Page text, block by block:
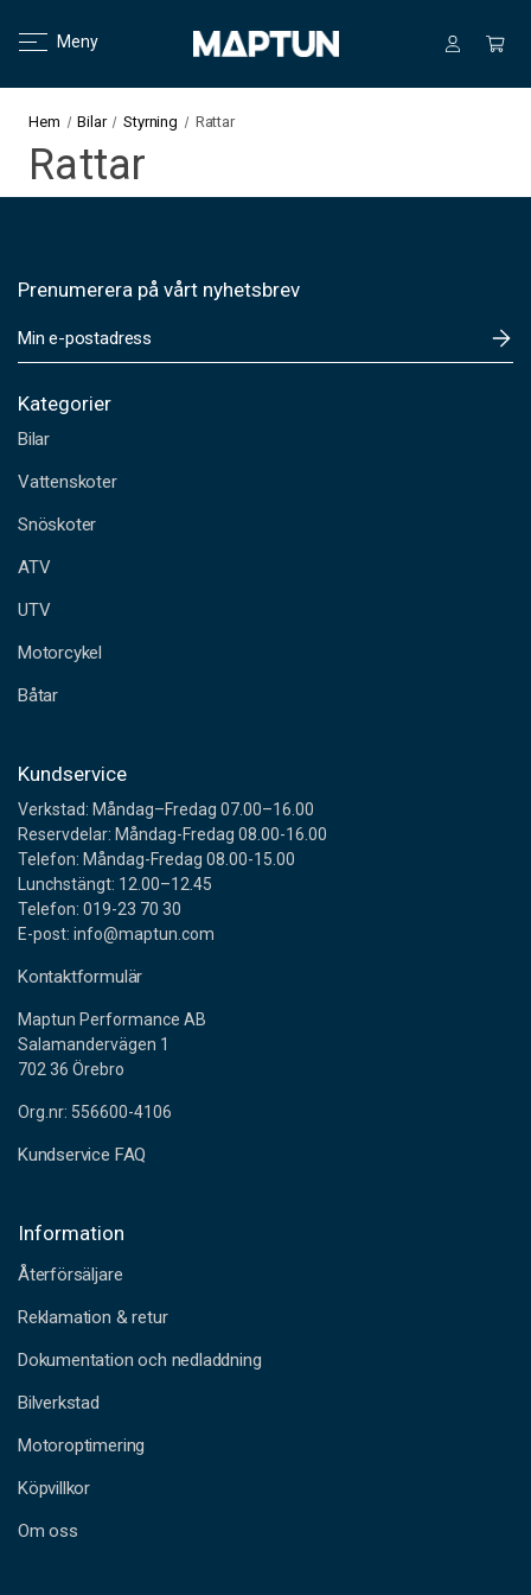
Meny
Hem Bilar Styrning Rattar
Rattar
Prenumerera på vårt nyhetsbrev
-
o
t
a
r
s
s
Kategorier
Bilar
Vattenskoter
Snöskoter
ATV
UTV
Motorcykel
Båtar
Kundservice
Verkstad: Måndag–Fredag 07.00–16.00
Reservdelar: Måndag-Fredag 08.00-16.00
Telefon: Måndag-Fredag 08.00-15.00
Lunchstängt: 12.00–12.45
Telefon: 019-23 70 30
E-post: info@maptun.com
Kontaktformulär
Maptun Performance AB
Salamandervägen 1
702 36 Örebro
Org.nr: 556600-4106
Kundservice FAQ
Information
Återförsäljare
Reklamation & retur
Dokumentation och nedladdning
Bilverkstad
Motoroptimering
Köpvillkor
Om oss